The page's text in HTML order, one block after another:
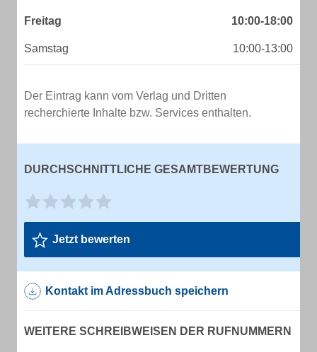
Freitag 10:00-18:00
Samstag 10:00-13:00
Der Eintrag kann vom Verlag und Dritten
recherchierte Inhalte bzw. Services enthalten.
DURCHSCHNITTLICHE GESAMTBEWERTUNG
Jetzt bewerten
Kontakt im Adressbuch speichern
WEITERE SCHREIBWEISEN DER RUFNUMMERN